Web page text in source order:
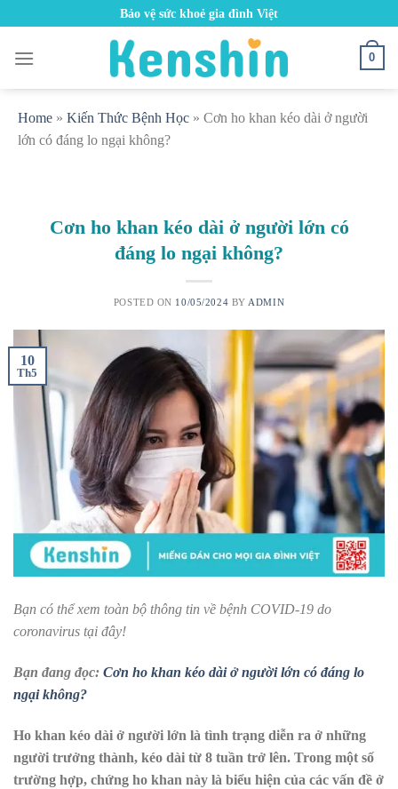
content
Bảo vệ sức khoẻ gia đình Việt
0
Home » Kiến Thức Bệnh Học » Cơn ho khan kéo dài ở người
lớn có đáng lo ngại không?
Cơn ho khan kéo dài ở người lớn có
đáng lo ngại không?
POSTED ON 10/05/2024 BY ADMIN
10
Th5
Bạn có thể xem toàn bộ thông tin về bệnh COVID-19 do
coronavirus tại đây!
Bạn đang đọc: Cơn ho khan kéo dài ở người lớn có đáng lo
ngại không?
Ho khan kéo dài ở người lớn là tình trạng diễn ra ở những
người trưởng thành, kéo dài từ 8 tuần trở lên. Trong một số
trường hợp, chứng ho khan này là biểu hiện của các vấn đề ở